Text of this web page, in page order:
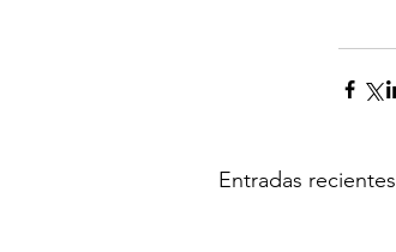
Entradas recientes